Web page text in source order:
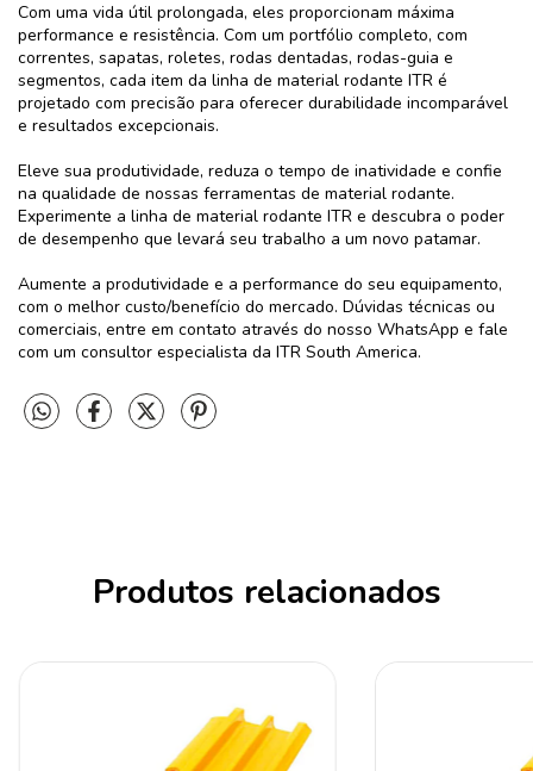
Com uma vida útil prolongada, eles proporcionam máxima
performance e resistência. Com um portfólio completo, com
correntes, sapatas, roletes, rodas dentadas, rodas-guia e
segmentos, cada item da linha de material rodante ITR é
projetado com precisão para oferecer durabilidade incomparável
e resultados excepcionais.
Eleve sua produtividade, reduza o tempo de inatividade e confie
na qualidade de nossas ferramentas de material rodante.
Experimente a linha de material rodante ITR e descubra o poder
de desempenho que levará seu trabalho a um novo patamar.
Aumente a produtividade e a performance do seu equipamento,
com o melhor custo/benefício do mercado. Dúvidas técnicas ou
comerciais, entre em contato através do nosso WhatsApp e fale
com um consultor especialista da ITR South America.
Produtos relacionados